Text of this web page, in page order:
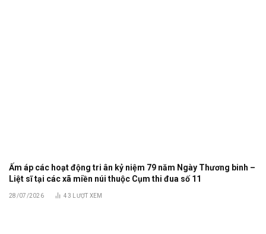
Ấm áp các hoạt động tri ân kỷ niệm 79 năm Ngày Thương binh –
Liệt sĩ tại các xã miền núi thuộc Cụm thi đua số 11
28/07/2026 43 LƯỢT XEM